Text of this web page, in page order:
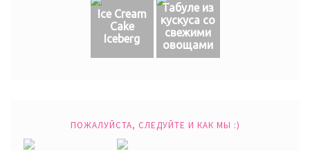
Ice Cream
Cake
Iceberg
Табуле из
кускуса со
свежими
овощами
ПОЖАЛУЙСТА, СЛЕДУЙТЕ И КАК МЫ :)